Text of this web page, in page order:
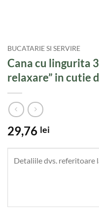
BUCATARIE SI SERVIRE
Cana cu lingurita
relaxare” in cutie
29,76 lei